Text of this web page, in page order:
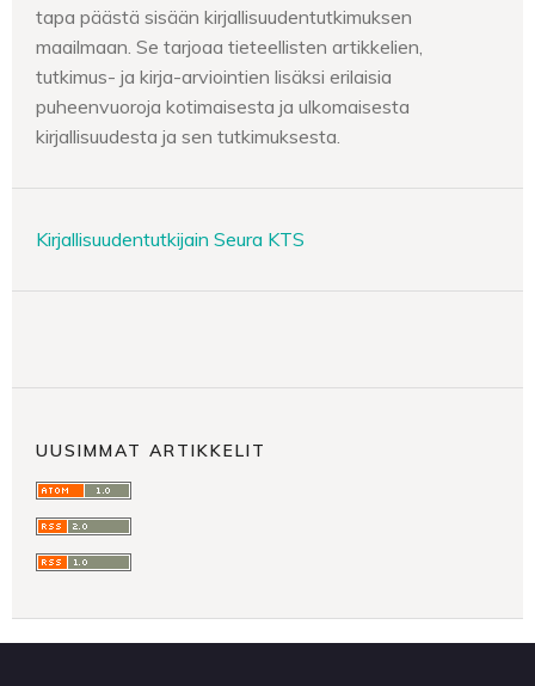
tapa päästä sisään kirjallisuudentutkimuksen
maailmaan. Se tarjoaa tieteellisten artikkelien,
tutkimus- ja kirja-arviointien lisäksi erilaisia
puheenvuoroja kotimaisesta ja ulkomaisesta
kirjallisuudesta ja sen tutkimuksesta.
Kirjallisuudentutkijain Seura KTS
UUSIMMAT ARTIKKELIT